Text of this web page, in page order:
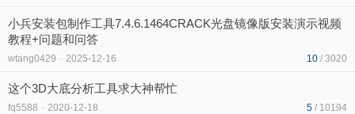
小兵安装包制作工具7.4.6.1464CRACK光盘镜像版安装演示视频
教程+问题和问答
wtang0429 - 2025-12-16 10 / 3020
这个3D大底分析工具求大神帮忙
fq5588 - 2020-12-18 5 / 10194